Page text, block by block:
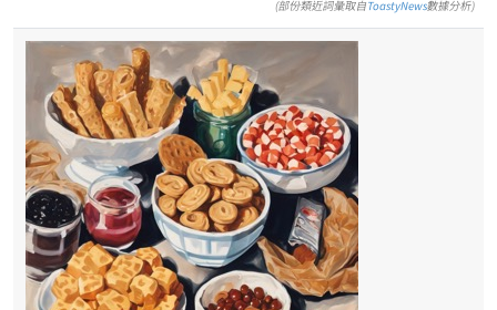
(部份類近詞彙取自ToastyNews數據分析)